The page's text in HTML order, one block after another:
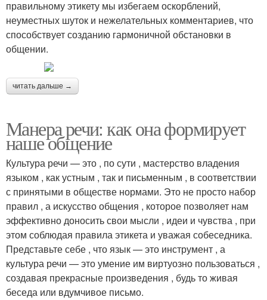
правильному этикету мы избегаем оскорблений,
неуместных шуток и нежелательных комментариев, что
способствует созданию гармоничной обстановки в
общении.
читать дальше →
Манера речи: как она формирует
наше общение
Культура речи — это , по сути , мастерство владения
языком , как устным , так и письменным , в соответствии
с принятыми в обществе нормами. Это не просто набор
правил , а искусство общения , которое позволяет нам
эффективно доносить свои мысли , идеи и чувства , при
этом соблюдая правила этикета и уважая собеседника.
Представьте себе , что язык — это инструмент , а
культура речи — это умение им виртуозно пользоваться ,
создавая прекрасные произведения , будь то живая
беседа или вдумчивое письмо.